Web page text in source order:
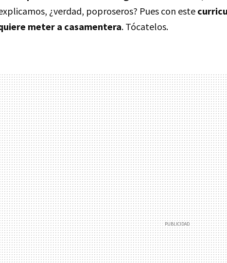
¿verdad, poproseros? Pues con este
meter a casamentera. Tócatelos.